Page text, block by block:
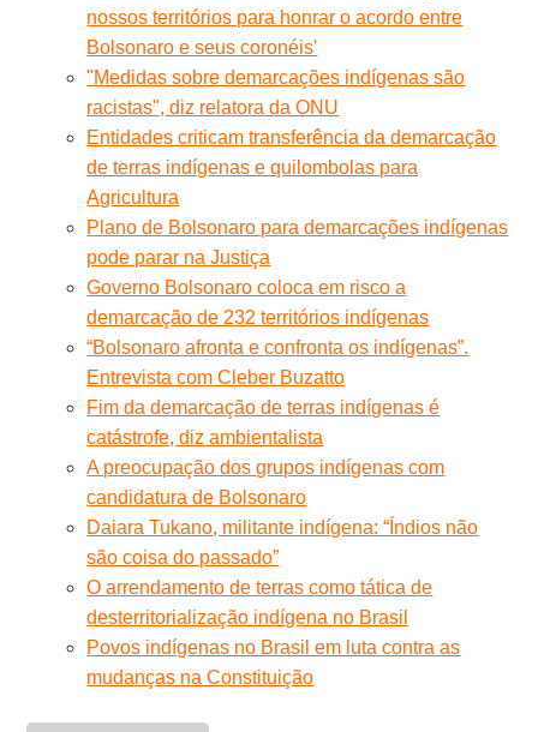
nossos territórios para honrar o acordo entre
Bolsonaro e seus coronéis'
"Medidas sobre demarcações indígenas são
racistas", diz relatora da ONU
Entidades criticam transferência da demarcação
de terras indígenas e quilombolas para
Agricultura
Plano de Bolsonaro para demarcações indígenas
pode parar na Justiça
Governo Bolsonaro coloca em risco a
demarcação de 232 territórios indígenas
“Bolsonaro afronta e confronta os indígenas”.
Entrevista com Cleber Buzatto
Fim da demarcação de terras indígenas é
catástrofe, diz ambientalista
A preocupação dos grupos indígenas com
candidatura de Bolsonaro
Daiara Tukano, militante indígena: “Índios não
são coisa do passado”
O arrendamento de terras como tática de
desterritorialização indígena no Brasil
Povos indígenas no Brasil em luta contra as
mudanças na Constituição